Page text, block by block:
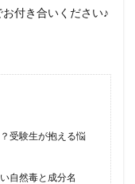
付き合いください♪
受験生が抱える悩
自然毒と成分名